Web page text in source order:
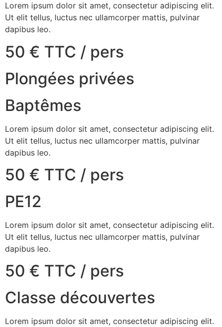
Lorem ipsum dolor sit amet, consectetur adipiscing elit.
Ut elit tellus, luctus nec ullamcorper mattis, pulvinar
dapibus leo.
50 € TTC / pers
Plongées privées
Baptêmes
Lorem ipsum dolor sit amet, consectetur adipiscing elit.
Ut elit tellus, luctus nec ullamcorper mattis, pulvinar
dapibus leo.
50 € TTC / pers
PE12
Lorem ipsum dolor sit amet, consectetur adipiscing elit.
Ut elit tellus, luctus nec ullamcorper mattis, pulvinar
dapibus leo.
50 € TTC / pers
Classe découvertes
Lorem ipsum dolor sit amet, consectetur adipiscing elit.